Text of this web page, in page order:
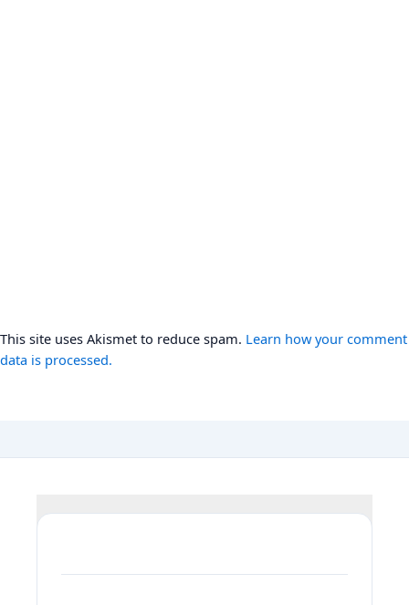
This site uses Akismet to reduce spam. Learn how your comment
data is processed.